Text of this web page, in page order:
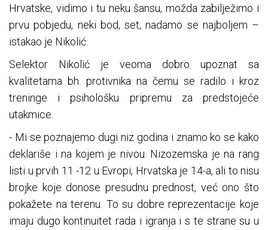
Hrvatske, vidimo i tu neku šansu, možda zabilježimo i
prvu pobjedu, neki bod, set, nadamo se najboljem –
istakao je Nikolić.
Selektor Nikolić je veoma dobro upoznat sa
kvalitetama bh. protivnika na čemu se radilo i kroz
treninge i psihološku pripremu za predstojeće
utakmice.
- Mi se poznajemo dugi niz godina i znamo ko se kako
deklariše i na kojem je nivou. Nizozemska je na rang
listi u prvih 11 -12 u Evropi, Hrvatska je 14-a, ali to nisu
brojke koje donose presudnu prednost, već ono što
pokažete na terenu. To su dobre reprezentacije koje
imaju dugo kontinuitet rada i igranja i s te strane su u